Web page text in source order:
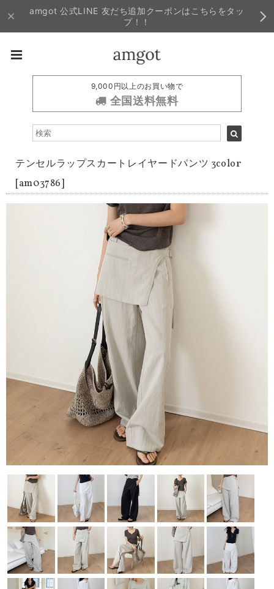
amgot 公式LINE 友だち追加クーポンはこちらをタッ
プ！！
9,000円以上のお買い物で
全国送料無料
テンセルラップスカートレイヤードパンツ 3color
[am03786]